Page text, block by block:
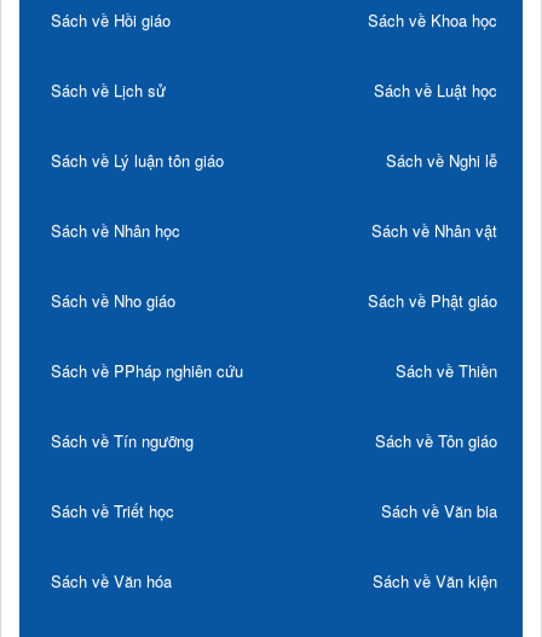
Sách về Hồi giáo Sách về Khoa học
Sách về Lịch sử Sách về Luật học
Sách về Lý luận tôn giáo Sách về Nghi lễ
Sách về Nhân học Sách về Nhân vật
Sách về Nho giáo Sách về Phật giáo
Sách về PPháp nghiên cứu Sách về Thiền
Sách về Tín ngưỡng Sách về Tôn giáo
Sách về Triết học Sách về Văn bia
Sách về Văn hóa Sách về Văn kiện